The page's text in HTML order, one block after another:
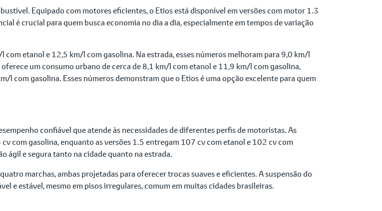
Equipado com motores eficientes, o Etios está disponível em versões com motor 1.3
é crucial para quem busca economia no dia a dia, especialmente em tempos de variação
etanol e 12,5 km/l com gasolina. Na estrada, esses números melhoram para 9,0 km/l
um consumo urbano de cerca de 8,1 km/l com etanol e 11,9 km/l com gasolina,
l com gasolina. Esses números demonstram que o Etios é uma opção excelente para quem
confiável que atende às necessidades de diferentes perfis de motoristas. As
com gasolina, enquanto as versões 1.5 entregam 107 cv com etanol e 102 cv com
ágil e segura tanto na cidade quanto na estrada.
marchas, ambas projetadas para oferecer trocas suaves e eficientes. A suspensão do
e estável, mesmo em pisos irregulares, comum em muitas cidades brasileiras.